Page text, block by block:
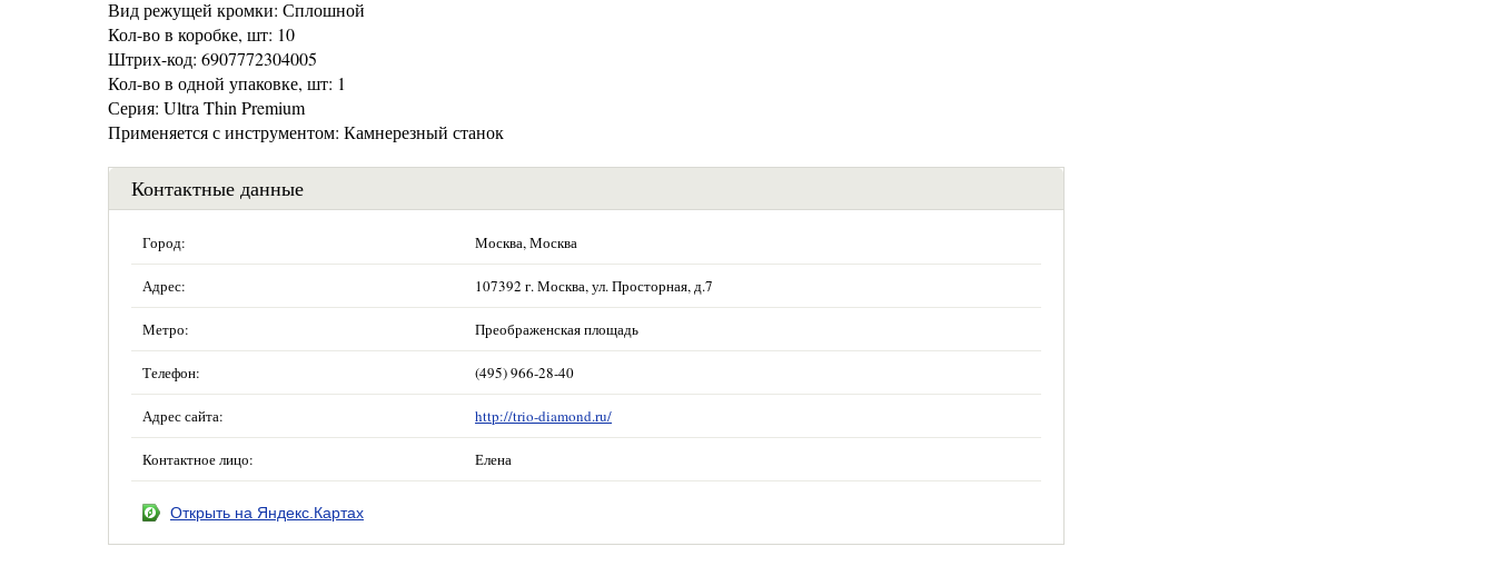
Вид режущей кромки: Сплошной
Кол-во в коробке, шт: 10
Штрих-код: 6907772304005
Кол-во в одной упаковке, шт: 1
Серия: Ultra Thin Premium
Применяется с инструментом: Камнерезный станок
Контактные данные
Город: Москва, Москва
Адрес: 107392 г. Москва, ул. Просторная, д.7
Метро: Преображенская площадь
Телефон: (495) 966-28-40
Адрес сайта: http://trio-diamond.ru/
Контактное лицо: Елена
Открыть на Яндекс.Картах